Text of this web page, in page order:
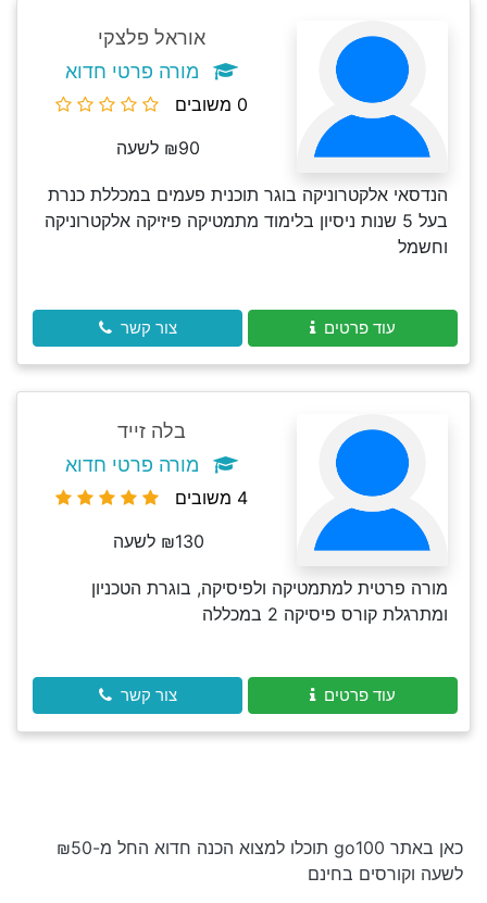
אוראל פלצקי
מורה פרטי חדוא
0 משובים
₪90 לשעה
הנדסאי אלקטרוניקה בוגר תוכנית פעמים במכללת כנרת
בעל 5 שנות ניסיון בלימוד מתמטיקה פיזיקה אלקטרוניקה
וחשמל
עוד פרטים צור קשר
בלה זייד
מורה פרטי חדוא
4 משובים
₪130 לשעה
מורה פרטית למתמטיקה ולפיסיקה, בוגרת הטכניון
ומתרגלת קורס פיסיקה 2 במכללה
עוד פרטים צור קשר
כאן באתר go100 תוכלו למצוא הכנה חדוא החל מ-₪50
לשעה וקורסים בחינם